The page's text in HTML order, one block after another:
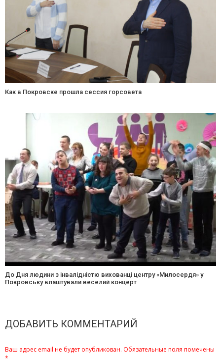
Как в Покровске прошла сессия горсовета
До Дня людини з інвалідністю вихованці центру «Милосердя» у
Покровську влаштували веселий концерт
ДОБАВИТЬ КОММЕНТАРИЙ
Ваш адрес email не будет опубликован. Обязательные поля помечены
*